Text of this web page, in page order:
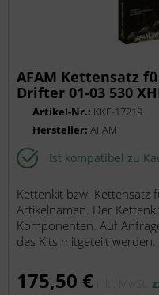
AFAM Kettensatz
Drifter 01-03 530
Artikel-Nr.: KKF-17219
Hersteller:AFAM
Ist kompatibel zu
Kettenkit bzw. Kettensatz
Artikelnamen. Der
Komponenten. Auf
des Kits mitgeteilt werden.
175,50 € inkl. MwSt.